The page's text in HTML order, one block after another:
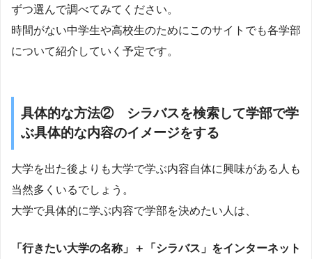
ずつ選んで調べてみてください。
時間がない中学生や高校生のためにこのサイトでも各学部
について紹介していく予定です。
具体的な方法② シラバスを検索して学部で学
ぶ具体的な内容のイメージをする
大学を出た後よりも大学で学ぶ内容自体に興味がある人も
当然多くいるでしょう。
大学で具体的に学ぶ内容で学部を決めたい人は、
「行きたい大学の名称」＋「シラバス」をインターネット